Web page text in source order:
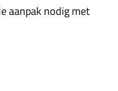
aanpak nodig met